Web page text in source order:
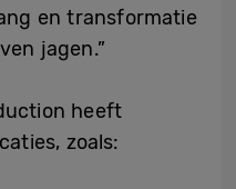
en transformatie
jagen.”
heeft
zoals: